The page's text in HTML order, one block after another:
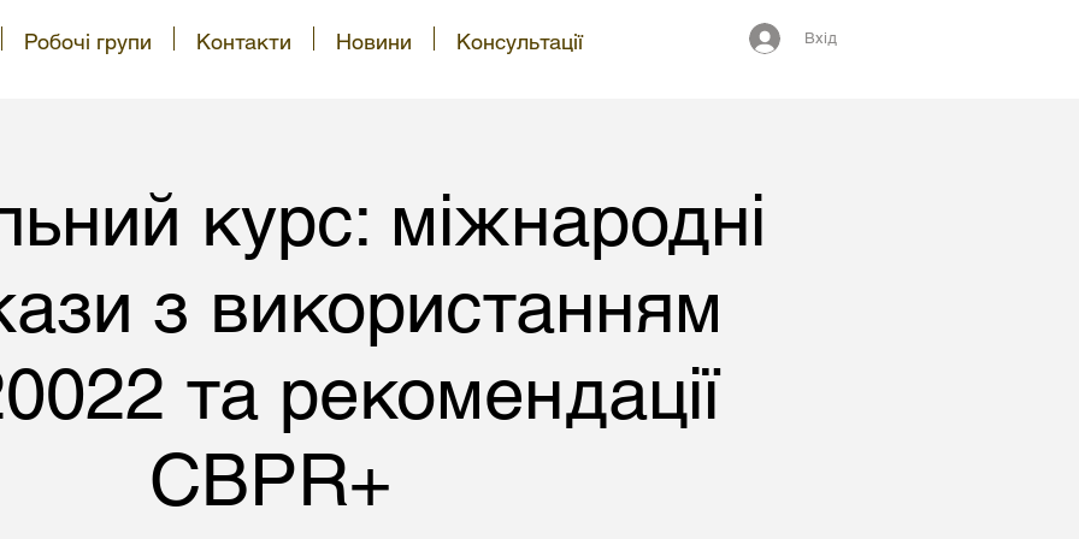
Робочі групи Контакти Новини Консультації Вхід
курс: міжнародні
з використанням
та рекомендації
CBPR+